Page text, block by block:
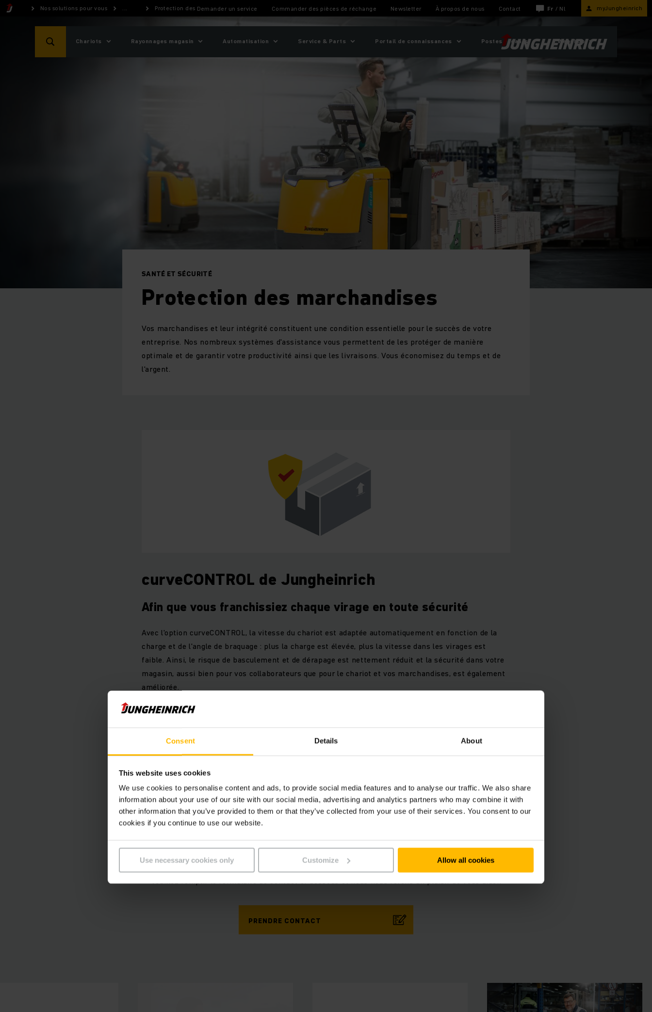
Consent Details About
This website uses cookies
We use cookies to personalise content and ads, to provide social media features and to analyse our traffic. We also share
information about your use of our site with our social media, advertising and analytics partners who may combine it with
other information that you’ve provided to them or that they’ve collected from your use of their services. You consent to our
cookies if you continue to use our website.
Use necessary cookies only Customize Allow all cookies
Nos solutions pour vous ... Protection des marchandises
Demander un service Commander des pièces de réchange Newsletter À propos de nous Contact Fr / Nl myJungheinrich
Chariots Rayonnages magasin Automatisation Service & Parts Portail de connaissances Postes vacants Webshop
SANTÉ ET SÉCURITÉ
Protection des marchandises
Vos marchandises et leur intégrité constituent une condition essentielle pour le succès de votre
entreprise. Nos nombreux systèmes d'assistance vous permettent de les protéger de manière
optimale et de garantir votre productivité ainsi que les livraisons. Vous économisez du temps et de
l'argent.
curveCONTROL de Jungheinrich
Afin que vous franchissiez chaque virage en toute sécurité
Avec l'option curveCONTROL, la vitesse du chariot est adaptée automatiquement en fonction de la
charge et de l'angle de braquage : plus la charge est élevée, plus la vitesse dans les virages est
faible. Ainsi, le risque de basculement et de dérapage est nettement réduit et la sécurité dans votre
magasin, aussi bien pour vos collaborateurs que pour le chariot et vos marchandises, est également
améliorée.
Vos avantages
Conduite sûre dans les virages en fonction de la charge et de l'angle de braquage
Sécurité améliorée pour les collaborateurs, les marchandises et le chariot
Garantie de productivité
En savoir plus sur la protection de vos
marchandises ?
Veuillez remplir le formulaire de contact ci-dessous et nous nous ferons un plaisir de vous aider.
PRENDRE CONTACT